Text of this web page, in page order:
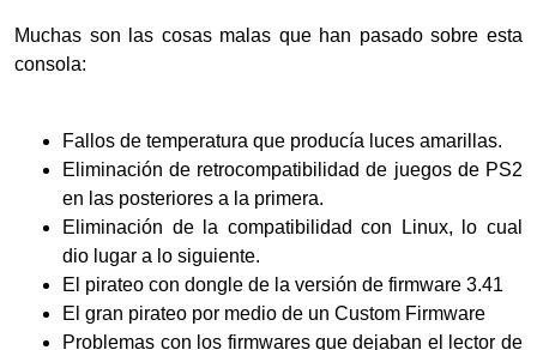
Muchas son las cosas malas que han pasado sobre esta
consola:
Fallos de temperatura que producía luces amarillas.
Eliminación de retrocompatibilidad de juegos de PS2
en las posteriores a la primera.
Eliminación de la compatibilidad con Linux, lo cual
dio lugar a lo siguiente.
El pirateo con dongle de la versión de firmware 3.41
El gran pirateo por medio de un Custom Firmware
Problemas con los firmwares que dejaban el lector de